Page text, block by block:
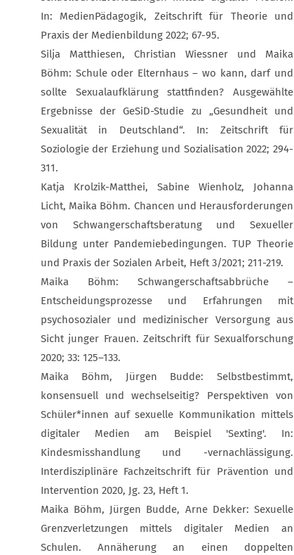
In: MedienPädagogik, Zeitschrift für Theorie und
Praxis der Medienbildung 2022; 67-95.
Silja Matthiesen, Christian Wiessner und Maika
Böhm: Schule oder Elternhaus – wo kann, darf und
sollte Sexualaufklärung stattfinden? Ausgewählte
Ergebnisse der GeSiD-Studie zu „Gesundheit und
Sexualität in Deutschland“. In: Zeitschrift für
Soziologie der Erziehung und Sozialisation 2022; 294-
311.
Katja Krolzik-Matthei, Sabine Wienholz, Johanna
Licht, Maika Böhm. Chancen und Herausforderungen
von Schwangerschaftsberatung und Sexueller
Bildung unter Pandemiebedingungen. TUP Theorie
und Praxis der Sozialen Arbeit, Heft 3/2021; 211-219.
Maika Böhm: Schwangerschaftsabbrüche –
Entscheidungsprozesse und Erfahrungen mit
psychosozialer und medizinischer Versorgung aus
Sicht junger Frauen. Zeitschrift für Sexualforschung
2020; 33: 125–133.
Maika Böhm, Jürgen Budde: Selbstbestimmt,
konsensuell und wechselseitig? Perspektiven von
Schüler*innen auf sexuelle Kommunikation mittels
digitaler Medien am Beispiel 'Sexting'. In:
Kindesmisshandlung und -vernachlässigung.
Interdisziplinäre Fachzeitschrift für Prävention und
Intervention 2020, Jg. 23, Heft 1.
Maika Böhm, Jürgen Budde, Arne Dekker: Sexuelle
Grenzverletzungen mittels digitaler Medien an
Schulen. Annäherung an einen doppelten